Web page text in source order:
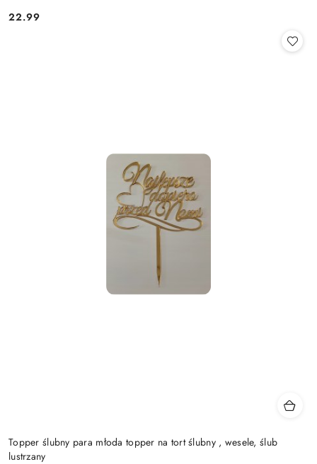
Cena:
22.99
Topper ślubny para młoda topper na tort ślubny , wesele, ślub
lustrzany